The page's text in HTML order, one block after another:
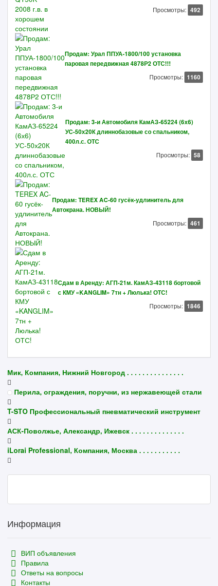
Просмотры: 492
Продам: Урал ППУА-1800/100 установка
паровая передвижная 4878Р2 ОТС!!!
Просмотры: 1160
Продам: 3-и Автомобиля КамАЗ-65224 (6х6)
УС-50х20К длиннобазовые со спальником,
400л.с. ОТС
Просмотры: 58
Продам: TEREX AC-60 гусёк-удлинитель для
Автокрана. НОВЫЙ!
Просмотры: 461
Сдам в Аренду: АГП-21м. КамАЗ-43118 бортовой
с КМУ «KANGLIM» 7тн + Люлька! ОТС!
Просмотры: 1846
Мик, Компания, Нижний Новгород . . . . . . . . . . . . . . .
Перила, ограждения, поручни, из нержавеющей стали
T-STO Профессиональный пневматический инструмент
АСК-Поволжье, Александр, Ижевск . . . . . . . . . . . . . .
iLorai Professional, Компания, Москва . . . . . . . . . . .
Информация
ВИП объявления
Правила
Ответы на вопросы
Контакты